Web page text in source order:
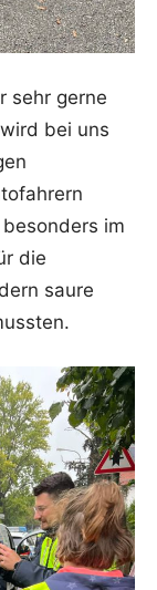
sehr gerne
bei uns
im
die
saure